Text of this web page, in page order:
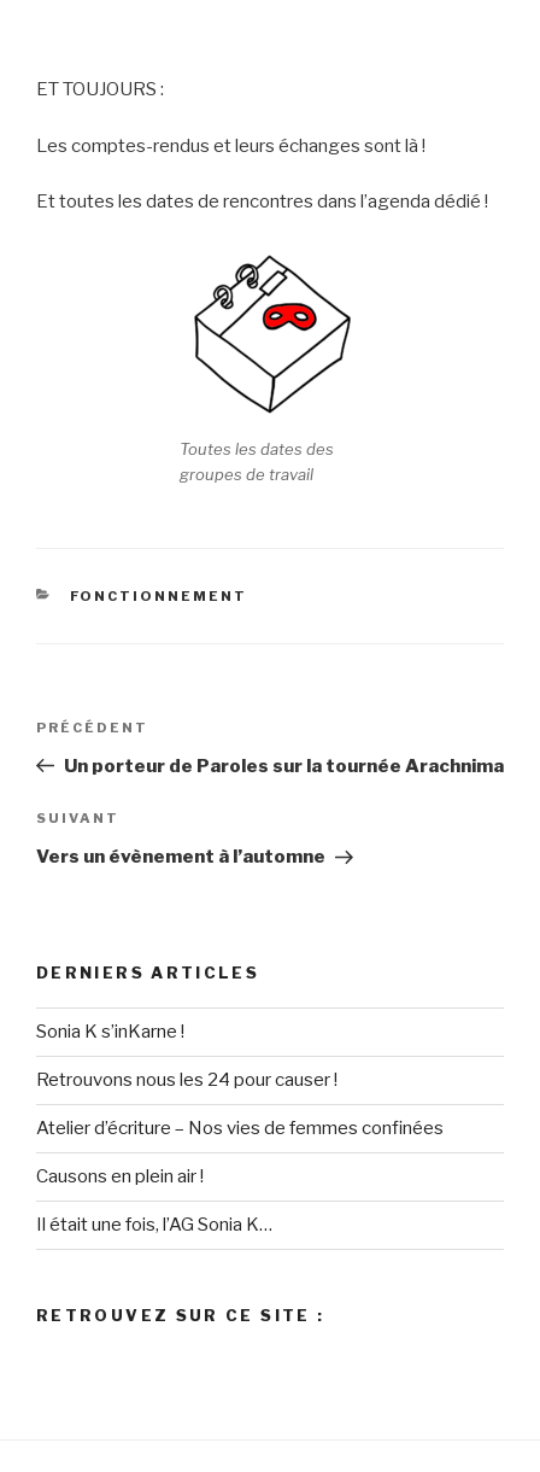
ET TOUJOURS :
Les comptes-rendus et leurs échanges sont là !
Et toutes les dates de rencontres dans l’agenda dédié !
Toutes les dates des
groupes de travail
CATÉGORIES
FONCTIONNEMENT
Navigation
l’article
Article
précédent
PRÉCÉDENT
Un porteur de Paroles sur la tournée Arachnima
Article
suivant
SUIVANT
Vers un évènement à l’automne
DERNIERS ARTICLES
Sonia K s’inKarne !
Retrouvons nous les 24 pour causer !
Atelier d’écriture – Nos vies de femmes confinées
Causons en plein air !
Il était une fois, l’AG Sonia K…
RETROUVEZ SUR CE SITE :